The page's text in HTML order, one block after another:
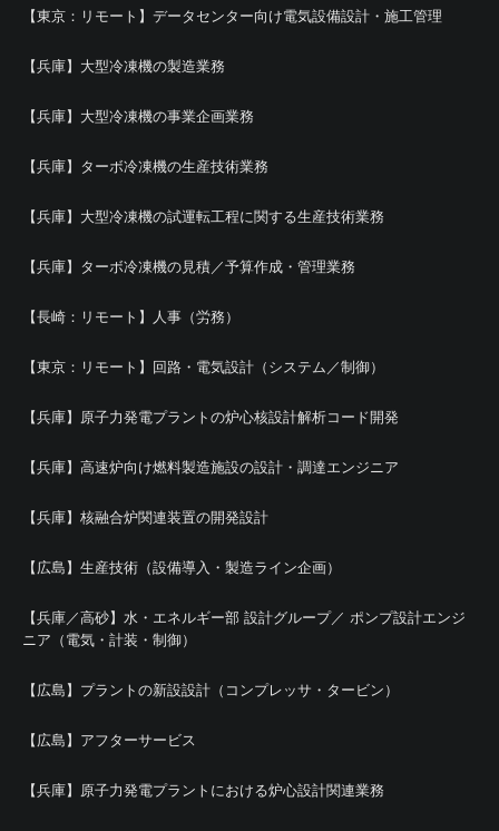
【東京：リモート】データセンター向け電気設備設計・施工管理
【兵庫】大型冷凍機の製造業務
【兵庫】大型冷凍機の事業企画業務
【兵庫】ターボ冷凍機の生産技術業務
【兵庫】大型冷凍機の試運転工程に関する生産技術業務
【兵庫】ターボ冷凍機の見積／予算作成・管理業務
【長崎：リモート】人事（労務）
【東京：リモート】回路・電気設計（システム／制御）
【兵庫】原子力発電プラントの炉心核設計解析コード開発
【兵庫】高速炉向け燃料製造施設の設計・調達エンジニア
【兵庫】核融合炉関連装置の開発設計
【広島】生産技術（設備導入・製造ライン企画）
【兵庫／高砂】水・エネルギー部 設計グループ／ ポンプ設計エンジ
ニア（電気・計装・制御）
【広島】プラントの新設設計（コンプレッサ・タービン）
【広島】アフターサービス
【兵庫】原子力発電プラントにおける炉心設計関連業務